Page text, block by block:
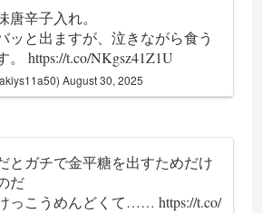
唐辛子入れ。
ッと出ますが、泣きながら食う
。https://t.co/NKgsz41Z1U
August 30, 2025
とガチで金平糖を出すためだけ
だ
っこうめんどくて……https://t.co/